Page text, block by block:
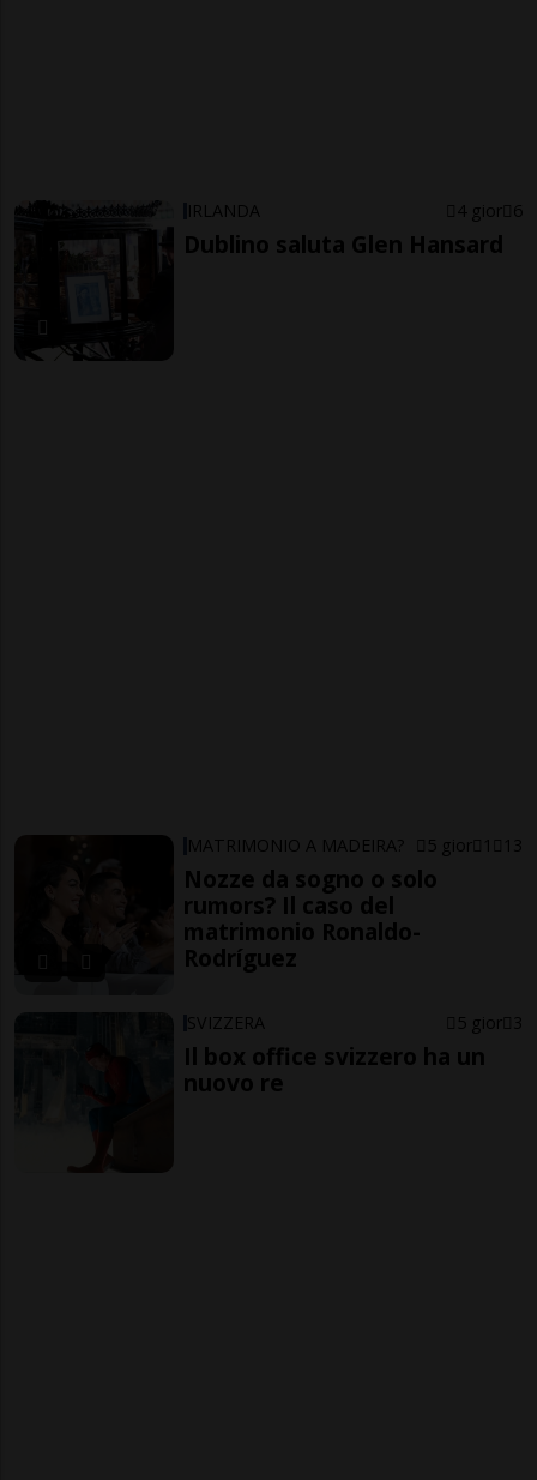
IRLANDA 4 gior 6
Dublino saluta Glen Hansard
MATRIMONIO A MADEIRA? 5 gior 1 13
Nozze da sogno o solo
rumors? Il caso del
matrimonio Ronaldo-
Rodríguez
SVIZZERA 5 gior 3
Il box office svizzero ha un
nuovo re